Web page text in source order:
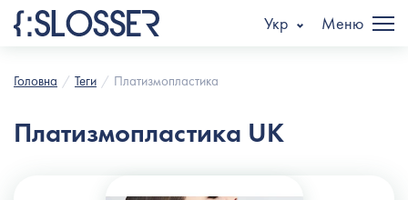
Укр Меню
Головна Теги Платизмопластика
Платизмопластика UK